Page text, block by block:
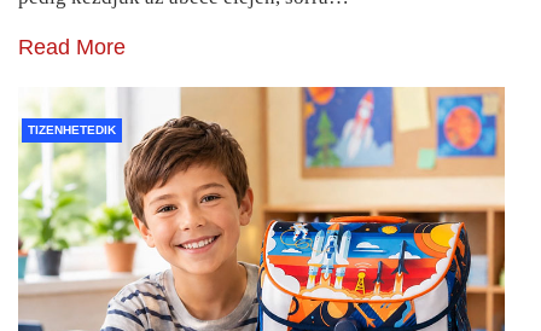
Read More
TIZENHETEDIK